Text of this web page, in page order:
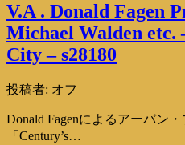
V.A . Donald Fagen
Michael Walden
City – s28180
投稿者: オフ
Donald Fagenによるアーバン
「Century’s…